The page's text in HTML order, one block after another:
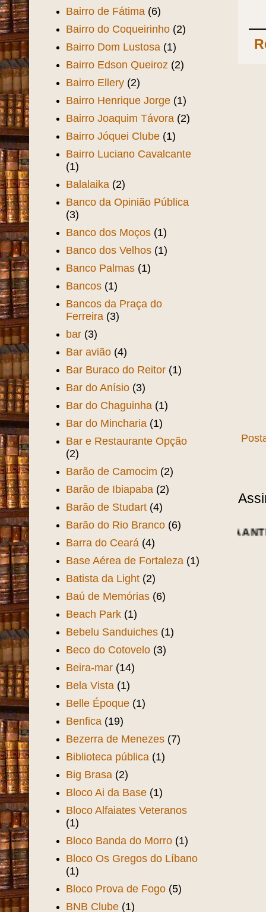
Bairro de Fátima (6)
Bairro do Coqueirinho (2)
Bairro Dom Lustosa (1)
Bairro Edson Queiroz (2)
Bairro Ellery (2)
Bairro Henrique Jorge (1)
Bairro Joaquim Távora (2)
Bairro Jóquei Clube (1)
Bairro Luciano Cavalcante
(1)
Balalaika (2)
Banco da Opinião Pública
(3)
Banco dos Moços (1)
Banco dos Velhos (1)
Banco Palmas (1)
Bancos (1)
Bancos da Praça do
Ferreira (3)
bar (3)
Bar avião (4)
Bar Buraco do Reitor (1)
Bar do Anísio (3)
Bar do Chaguinha (1)
Bar do Mincharia (1)
Bar e Restaurante Opção
(2)
Barão de Camocim (2)
Barão de Ibiapaba (2)
Barão de Studart (4)
Barão do Rio Branco (6)
Barra do Ceará (4)
Base Aérea de Fortaleza (1)
Batista da Light (2)
Baú de Memórias (6)
Beach Park (1)
Bebelu Sanduiches (1)
Beco do Cotovelo (3)
Beira-mar (14)
Bela Vista (1)
Belle Époque (1)
Benfica (19)
Bezerra de Menezes (7)
Biblioteca pública (1)
Big Brasa (2)
Bloco Ai da Base (1)
Bloco Alfaiates Veteranos
(1)
Bloco Banda do Morro (1)
Bloco Os Gregos do Líbano
(1)
Bloco Prova de Fogo (5)
BNB Clube (1)